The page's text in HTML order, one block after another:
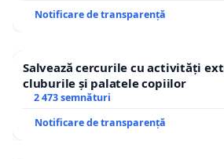
Notificare de transparență
Salvează cercurile cu activități
cluburile și palatele copiilor
2 473 semnături
Notificare de transparență